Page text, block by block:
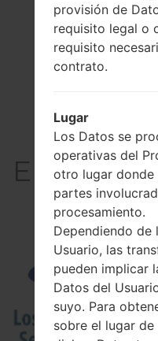
El
provisión de
requisito legal o
requisito
contrato.
Lugar
Los Datos se
operativas del
otro lugar donde
partes
procesamiento.
Dependiendo de
Usuario, las
pueden implicar
Datos del
suyo. Para
sobre el lugar